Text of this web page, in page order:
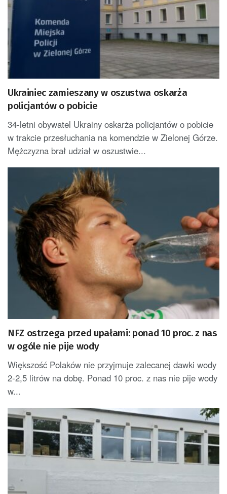
Ukrainiec zamieszany w oszustwa oskarża
policjantów o pobicie
34-letni obywatel Ukrainy oskarża policjantów o pobicie
w trakcie przesłuchania na komendzie w Zielonej Górze.
Mężczyzna brał udział w oszustwie...
NFZ ostrzega przed upałami: ponad 10 proc. z nas
w ogóle nie pije wody
Większość Polaków nie przyjmuje zalecanej dawki wody
2-2,5 litrów na dobę. Ponad 10 proc. z nas nie pije wody
w...